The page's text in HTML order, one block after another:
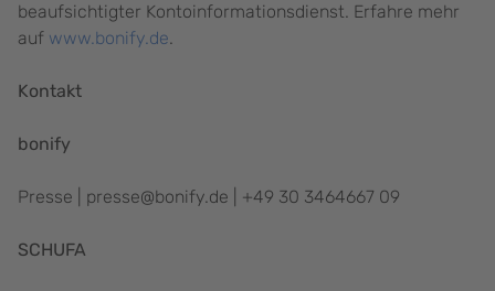
beaufsichtigter Kontoinformationsdienst. Erfahre mehr
auf www.bonify.de.
Kontakt
bonify
Presse | presse@bonify.de | +49 30 3464667 09
SCHUFA